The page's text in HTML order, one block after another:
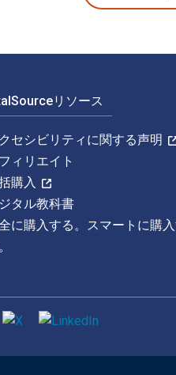
リソース
セシビリティに関する声明
ィリエイト
購入
タル教科書
に購入する。スマートに購